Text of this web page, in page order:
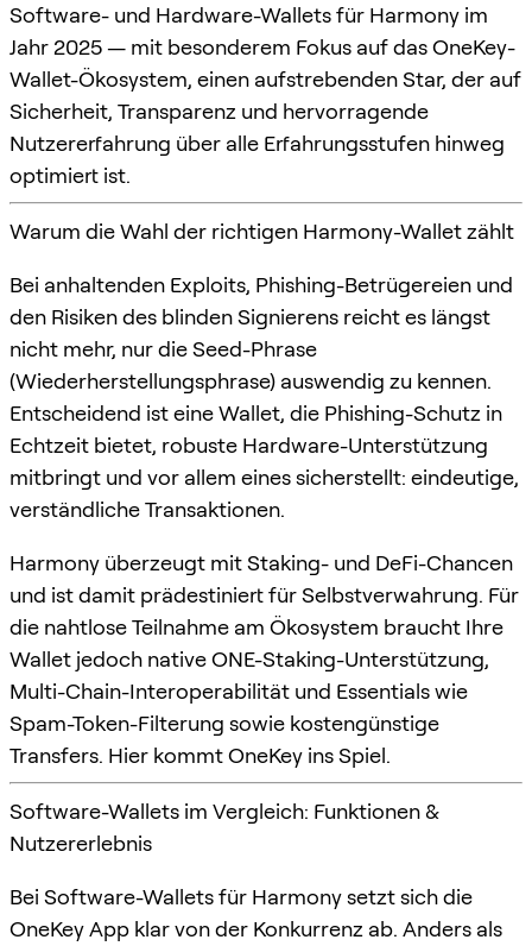
Software- und Hardware-Wallets für Harmony im
Jahr 2025 — mit besonderem Fokus auf das OneKey-
Wallet-Ökosystem, einen aufstrebenden Star, der auf
Sicherheit, Transparenz und hervorragende
Nutzererfahrung über alle Erfahrungsstufen hinweg
optimiert ist.
Warum die Wahl der richtigen Harmony-Wallet zählt
Bei anhaltenden Exploits, Phishing-Betrügereien und
den Risiken des blinden Signierens reicht es längst
nicht mehr, nur die Seed-Phrase
(Wiederherstellungsphrase) auswendig zu kennen.
Entscheidend ist eine Wallet, die Phishing-Schutz in
Echtzeit bietet, robuste Hardware-Unterstützung
mitbringt und vor allem eines sicherstellt: eindeutige,
verständliche Transaktionen.
Harmony überzeugt mit Staking- und DeFi-Chancen
und ist damit prädestiniert für Selbstverwahrung. Für
die nahtlose Teilnahme am Ökosystem braucht Ihre
Wallet jedoch native ONE-Staking-Unterstützung,
Multi-Chain-Interoperabilität und Essentials wie
Spam-Token-Filterung sowie kostengünstige
Transfers. Hier kommt OneKey ins Spiel.
Software-Wallets im Vergleich: Funktionen &
Nutzererlebnis
Bei Software-Wallets für Harmony setzt sich die
OneKey App klar von der Konkurrenz ab. Anders als